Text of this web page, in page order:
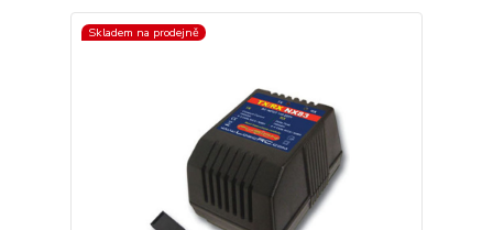
Skladem na prodejně